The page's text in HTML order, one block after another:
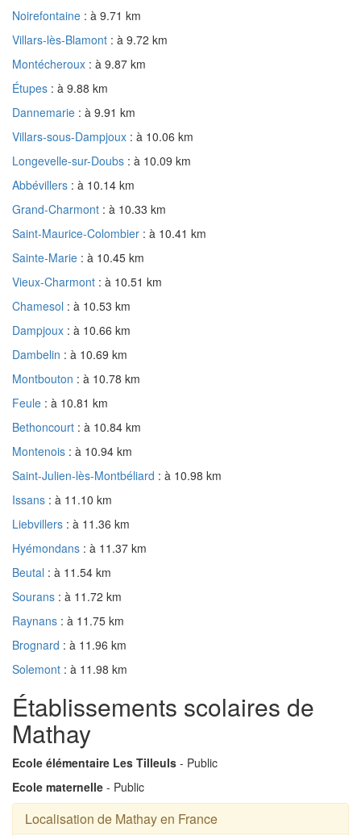
Noirefontaine : à 9.71 km
Villars-lès-Blamont : à 9.72 km
Montécheroux : à 9.87 km
Étupes : à 9.88 km
Dannemarie : à 9.91 km
Villars-sous-Dampjoux : à 10.06 km
Longevelle-sur-Doubs : à 10.09 km
Abbévillers : à 10.14 km
Grand-Charmont : à 10.33 km
Saint-Maurice-Colombier : à 10.41 km
Sainte-Marie : à 10.45 km
Vieux-Charmont : à 10.51 km
Chamesol : à 10.53 km
Dampjoux : à 10.66 km
Dambelin : à 10.69 km
Montbouton : à 10.78 km
Feule : à 10.81 km
Bethoncourt : à 10.84 km
Montenois : à 10.94 km
Saint-Julien-lès-Montbéliard : à 10.98 km
Issans : à 11.10 km
Liebvillers : à 11.36 km
Hyémondans : à 11.37 km
Beutal : à 11.54 km
Sourans : à 11.72 km
Raynans : à 11.75 km
Brognard : à 11.96 km
Solemont : à 11.98 km
Établissements scolaires de
Mathay
Ecole élémentaire Les Tilleuls - Public
Ecole maternelle - Public
Localisation de Mathay en France